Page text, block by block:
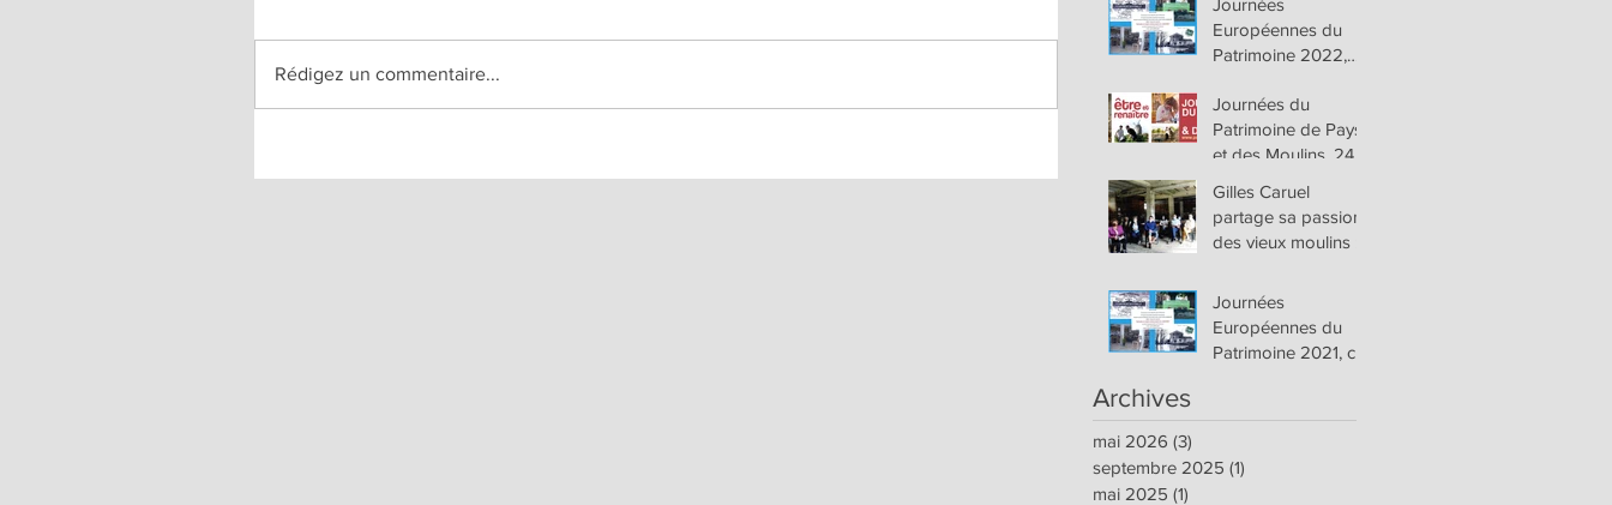
Rédigez un commentaire...
Coöpérative
Agricole de Juniville
Européennes du
Patrimoine 2022,
septembre
Journées du
Patrimoine de Pays
et des Moulins, 24
et 26 juin 2022
Gilles Caruel
partage sa passion
des vieux moulins :
Journées
Européennes du
Patrimoine 2021, ce
septembre
Archives
mai 2026 (3)
septembre 2025 (1)
mai 2025 (1)